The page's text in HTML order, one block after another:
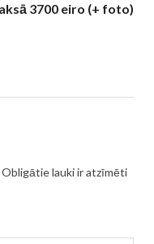
3700 eiro (+ foto)
Obligātie lauki ir atzīmēti